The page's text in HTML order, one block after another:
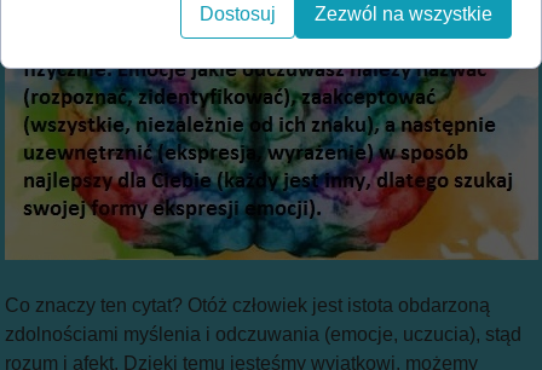
Co znaczy ten cytat? Otóż człowiek jest istota obdarzoną
zdolnościami myślenia i odczuwania (emocje, uczucia), stąd
rozum i afekt. Dzięki temu jesteśmy wyjątkowi, możemy
Dostosuj Zezwól na wszystkie